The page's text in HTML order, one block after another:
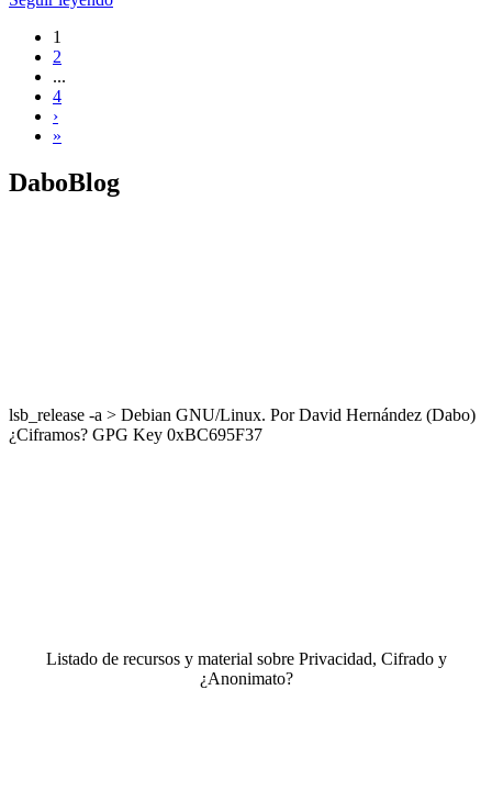
1
2
...
4
›
»
DaboBlog
lsb_release -a > Debian GNU/Linux. Por David Hernández (Dabo)
¿Ciframos? GPG Key 0xBC695F37
Listado de recursos y material sobre Privacidad, Cifrado y
¿Anonimato?